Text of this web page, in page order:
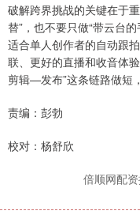
破解跨界挑战的关键在于
替”，也不要只做“带云台
适合单人创作者的自动跟
联、更好的直播和收音体
剪辑—发布”这条链路做短
责编：彭勃
校对：杨舒欣
倍顺网配